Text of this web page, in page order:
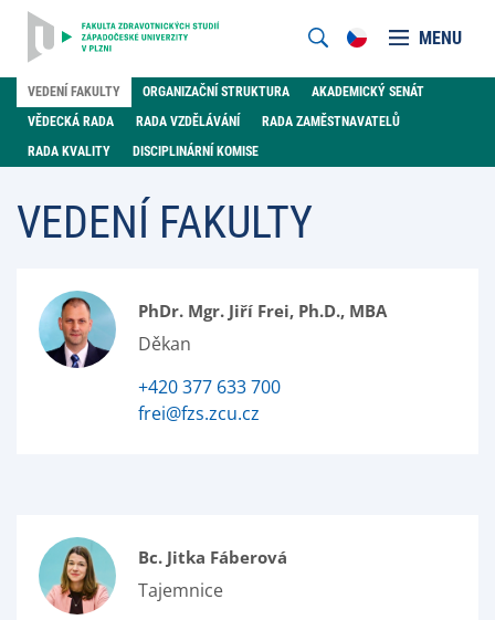
MENU
VEDENÍ FAKULTY ORGANIZAČNÍ STRUKTURA
AKADEMICKÝ SENÁT
VĚDECKÁ RADA
RADA VZDĚLÁVÁNÍ
RADA ZAMĚSTNAVATELŮ
RADA KVALITY
DISCIPLINÁRNÍ KOMISE
VEDENÍ FAKULTY
PhDr. Mgr. Jiří Frei, Ph.D., MBA
Děkan
+420 377 633 700
frei@fzs.zcu.cz
Bc. Jitka Fáberová
Tajemnice